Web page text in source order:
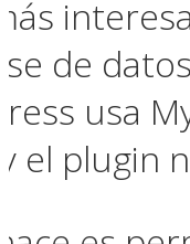
de
usa
el plugin